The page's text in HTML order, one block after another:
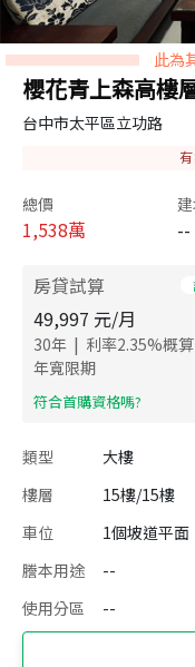
此為
櫻花青上森高樓
台中市太平區立功路
有
總價
1,538萬 --
房貸試算
49,997 元/月
30年 | 利率2.35%概算
年寬限期
​符合首購資格嗎?
類型 大樓
樓層
15樓/15樓
車位
1個坡道平面
謄本用途
--
使用分區
--